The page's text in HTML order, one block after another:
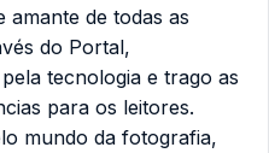
amante de todas as
do Portal,
tecnologia e trago as
para os leitores.
mundo da fotografia,